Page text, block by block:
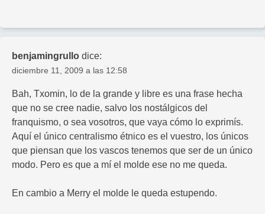
benjamingrullo dice:
diciembre 11, 2009 a las 12:58
Bah, Txomin, lo de la grande y libre es una frase hecha
que no se cree nadie, salvo los nostálgicos del
franquismo, o sea vosotros, que vaya cómo lo exprimís.
Aquí el único centralismo étnico es el vuestro, los únicos
que piensan que los vascos tenemos que ser de un único
modo. Pero es que a mí el molde ese no me queda.
En cambio a Merry el molde le queda estupendo.